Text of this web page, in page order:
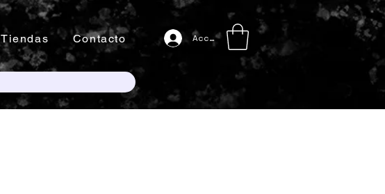
Tiendas Contacto Acceso